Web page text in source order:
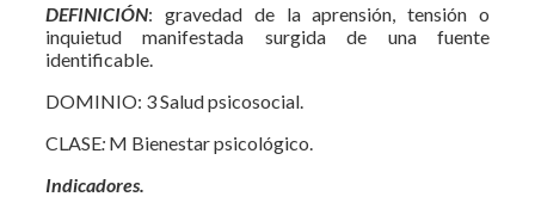
DEFINICIÓN: gravedad de la aprensión, tensión o
inquietud manifestada surgida de una fuente
identificable.
DOMINIO: 3 Salud psicosocial.
CLASE: M Bienestar psicológico.
Indicadores.